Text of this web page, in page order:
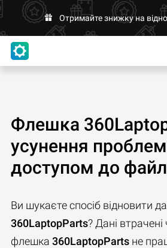
Отримайте знижку на
Флешка
усунення
доступом до
Ви шукаєте спосіб відновити
360LaptopParts? Дані
флешка 360LaptopParts не